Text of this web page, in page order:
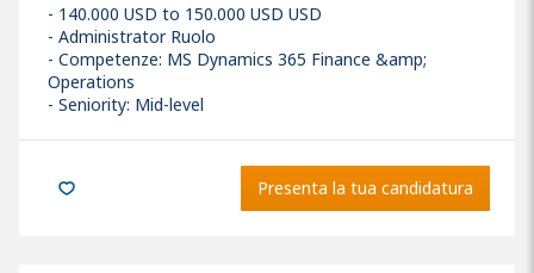
140.000 USD to 150.000 USD USD
Administrator Ruolo
Competenze: MS Dynamics 365 Finance &amp;
Operations
Seniority: Mid-level
Presenta la tua candidatura